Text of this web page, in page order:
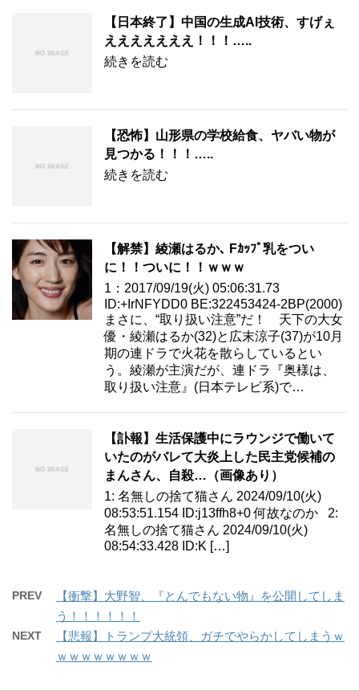
【日本終了】中国の生成AI技術、すげぇ
えええええええ！！！…..
続きを読む
【恐怖】山形県の学校給食、ヤバい物が
見つかる！！！…..
続きを読む
【解禁】綾瀬はるか､ Fｶｯﾌﾟ乳をつい
に！！ついに！！ｗｗｗ
1：2017/09/19(火) 05:06:31.73
ID:+IrNFYDD0 BE:322453424-2BP(2000)
まさに、“取り扱い注意”だ！ 天下の大女
優・綾瀬はるか(32)と広末涼子(37)が10月
期の連ドラで火花を散らしているとい
う。綾瀬が主演だが、連ドラ『奥様は、
取り扱い注意』(日本テレビ系)で…
【訃報】生活保護中にラウンジで働いて
いたのがバレて大炎上した民主党候補の
まんさん、自殺…（画像あり）
1: 名無しの捨て猫さん 2024/09/10(火)
08:53:51.154 ID:j13ffh8+0 何故なのか 2:
名無しの捨て猫さん 2024/09/10(火)
08:54:33.428 ID:K […]
PREV
【衝撃】大野智、『とんでもない物』を公開してしま
う！！！！！！
NEXT
【悲報】トランプ大統領、ガチでやらかしてしまうｗ
ｗｗｗｗｗｗｗｗ